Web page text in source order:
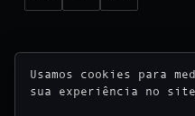
© 2026 Festival
Realização Usina Cultural
Usamos cookies para
sua experiência no